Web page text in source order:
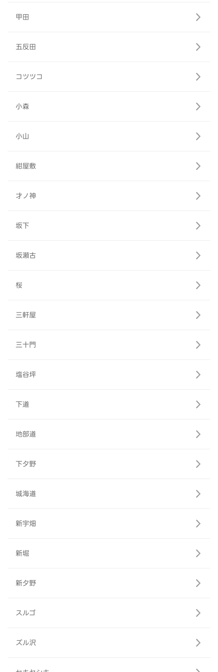
甲田
五反田
コツツコ
小森
小山
紺屋敷
才ノ神
坂下
坂瀬古
桜
三軒屋
三十門
塩谷坪
下道
地部道
下夕野
城海道
新宇畑
新堀
新夕野
スルゴ
ズル沢